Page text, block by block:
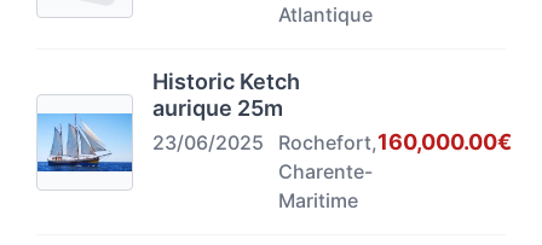
Atlantique
Historic Ketch
aurique 25m
23/06/2025
Rochefort,
Charente-
Maritime
160,000.00€